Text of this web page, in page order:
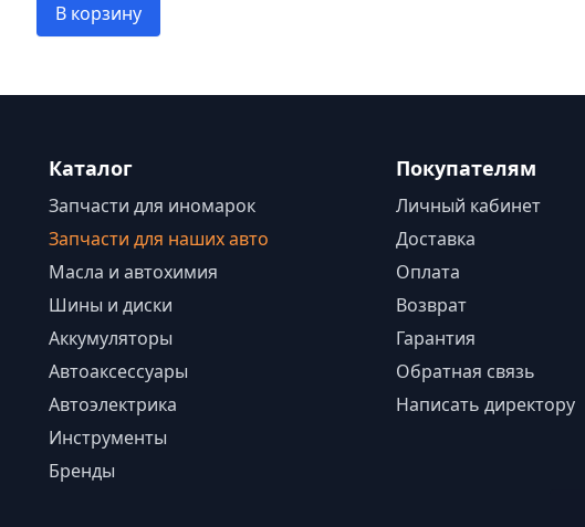
В корзину
Каталог
Запчасти для иномарок
Запчасти для наших авто
Масла и автохимия
Шины и диски
Аккумуляторы
Автоаксессуары
Автоэлектрика
Инструменты
Бренды
Покупателям
Личный кабинет
Доставка
Оплата
Возврат
Гарантия
Обратная связь
Написать директору